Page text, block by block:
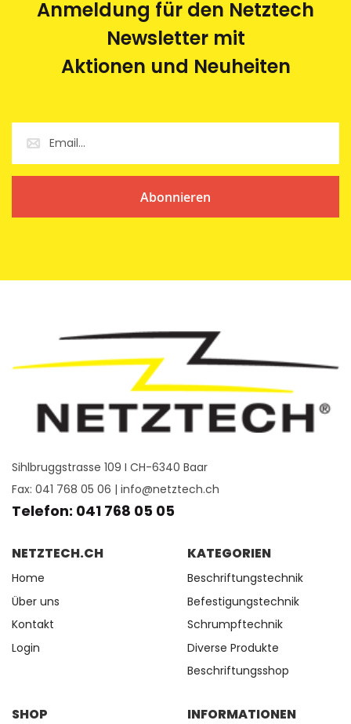
Anmeldung für den Netztech
Newsletter mit
Aktionen und Neuheiten
Abonnieren
Sihlbruggstrasse 109 I CH-6340 Baar
Fax: 041 768 05 06 | info@netztech.ch
Telefon: 041 768 05 05
NETZTECH.CH
Home
Über uns
Kontakt
Login
KATEGORIEN
Beschriftungstechnik
Befestigungstechnik
Schrumpftechnik
Diverse Produkte
Beschriftungsshop
SHOP INFORMATIONEN